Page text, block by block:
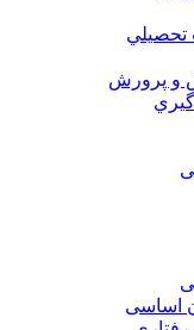
تحصيلي
و پرورش
اساسی